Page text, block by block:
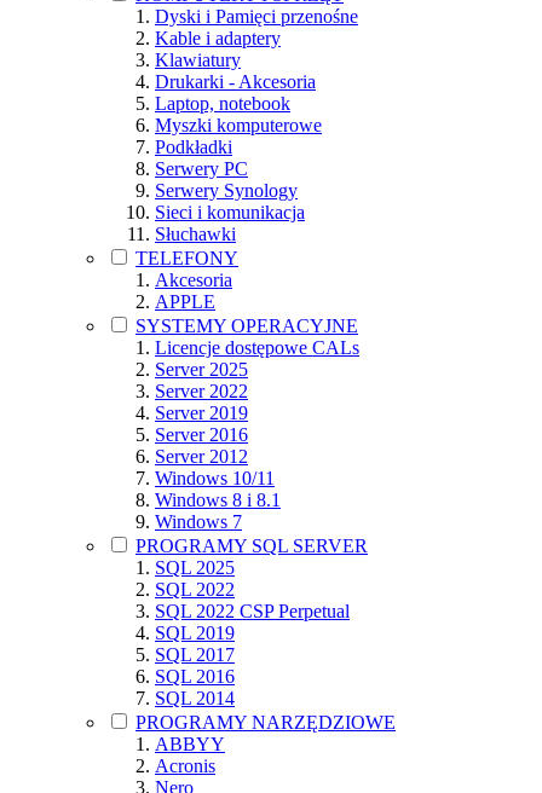
Dyski i Pamięci przenośne
Kable i adaptery
Klawiatury
Drukarki - Akcesoria
Laptop, notebook
Myszki komputerowe
Podkładki
Serwery PC
Serwery Synology
Sieci i komunikacja
Słuchawki
TELEFONY
Akcesoria
APPLE
SYSTEMY OPERACYJNE
Licencje dostępowe CALs
Server 2025
Server 2022
Server 2019
Server 2016
Server 2012
Windows 10/11
Windows 8 i 8.1
Windows 7
PROGRAMY SQL SERVER
SQL 2025
SQL 2022
SQL 2022 CSP Perpetual
SQL 2019
SQL 2017
SQL 2016
SQL 2014
PROGRAMY NARZĘDZIOWE
ABBYY
Acronis
Nero